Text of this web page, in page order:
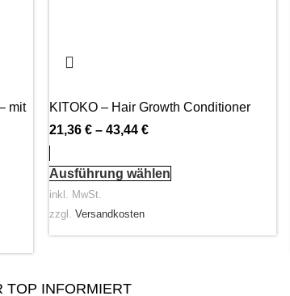
mit
KITOKO – Hair Growth Conditioner
21,36€ –43,44€
Ausführung wählen
inkl. MwSt.
zzgl.Versandkosten
TOP INFORMIERT